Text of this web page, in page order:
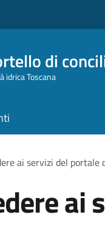
di
idrica Toscana
pane
ai servizi del